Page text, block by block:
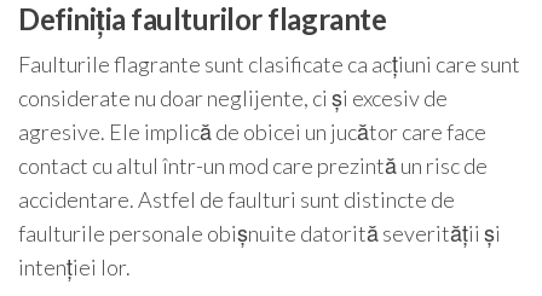
Definiția faulturilor flagrante
Faulturile flagrante sunt clasificate ca acțiuni care sunt
considerate nu doar neglijente, ci și excesiv de
agresive. Ele implică de obicei un jucător care face
contact cu altul într-un mod care prezintă un risc de
accidentare. Astfel de faulturi sunt distincte de
faulturile personale obișnuite datorită severității și
intenției lor.